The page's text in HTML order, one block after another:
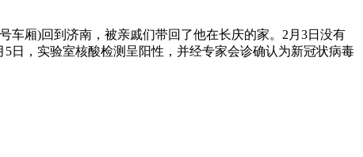
车厢)回到济南，被亲戚们带回了他在长庆的家。2月3日没有
日，实验室核酸检测呈阳性，并经专家会诊确认为新冠状病毒